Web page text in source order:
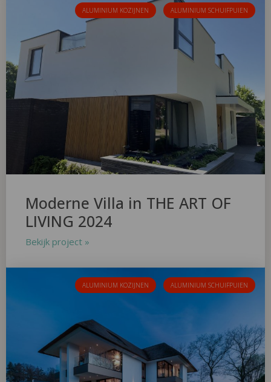
ALUMINIUM KOZIJNEN ALUMINIUM SCHUIFPUIEN
Moderne Villa in THE ART OF
LIVING 2024
Bekijk project »
ALUMINIUM KOZIJNEN ALUMINIUM SCHUIFPUIEN